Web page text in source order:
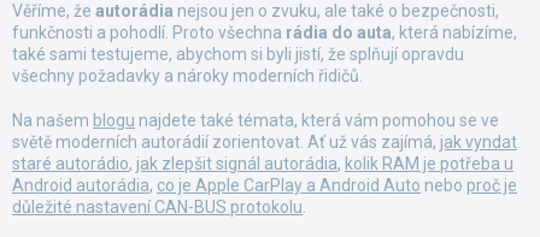
Věříme, že autorádia nejsou jen o zvuku, ale také o bezpečnosti,
funkčnosti a pohodlí. Proto všechna rádia do auta, která nabízíme,
také sami testujeme, abychom si byli jistí, že splňují opravdu
všechny požadavky a nároky moderních řidičů.
Na našem blogu najdete také témata, která vám pomohou se ve
světě moderních autorádií zorientovat. Ať už vás zajímá, jak vyndat
staré autorádio, jak zlepšit signál autorádia, kolik RAM je potřeba u
Android autorádia, co je Apple CarPlay a Android Auto nebo proč je
důležité nastavení CAN-BUS protokolu